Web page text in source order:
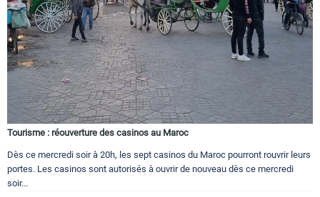
Tourisme : réouverture des casinos au Maroc
Dès ce mercredi soir à 20h, les sept casinos du Maroc pourront rouvrir leurs
portes. Les casinos sont autorisés à ouvrir de nouveau dès ce mercredi
soir...